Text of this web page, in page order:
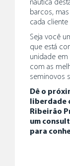
náutica
barcos,
cada
Seja você
que está
unidade em
com as
seminovos
Dê o
liberdade
Ribeirão
um
para